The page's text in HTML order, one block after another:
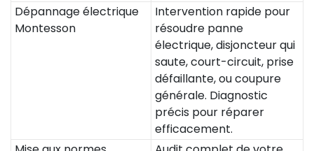
Dépannage électrique
Montesson
Intervention rapide pour
résoudre panne
électrique, disjoncteur qui
saute, court-circuit, prise
défaillante, ou coupure
générale. Diagnostic
précis pour réparer
efficacement.